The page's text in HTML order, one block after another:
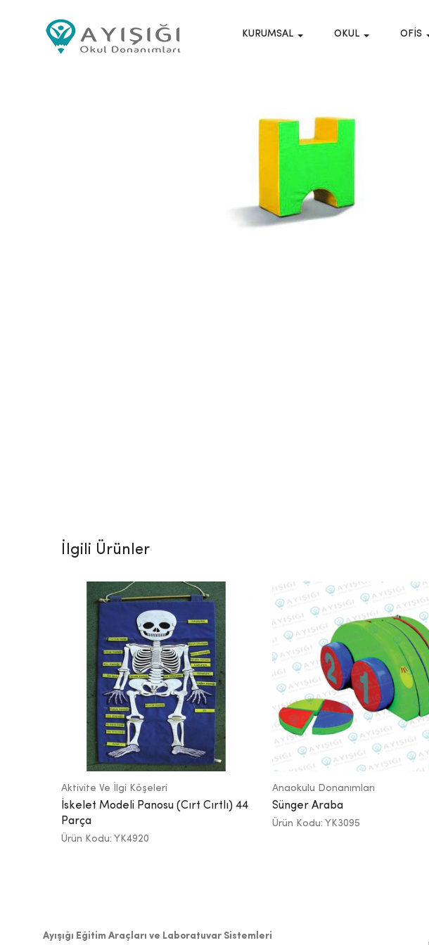
KURUMSAL OKUL OFIS
İlgili Ürünler
Aktivite Ve İlgi Köşeleri
İskelet Modeli Panosu (Cırt Cırtlı) 44
Parça
Ürün Kodu: YK4920
Anaokulu Donanımları
Sünger Araba
Ürün Kodu: YK3095
Ayışığı Eğitim Araçları ve Laboratuvar Sistemleri